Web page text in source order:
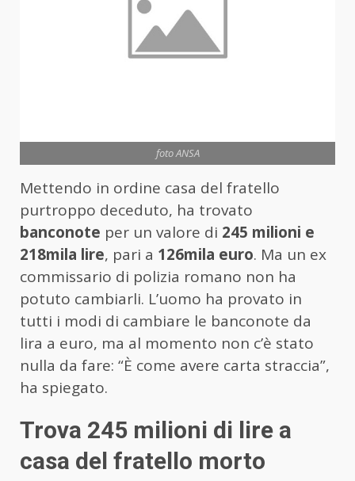
foto ANSA
Mettendo in ordine casa del fratello
purtroppo deceduto, ha trovato
banconote per un valore di 245 milioni e
218mila lire, pari a 126mila euro. Ma un ex
commissario di polizia romano non ha
potuto cambiarli. L’uomo ha provato in
tutti i modi di cambiare le banconote da
lira a euro, ma al momento non c’è stato
nulla da fare: “È come avere carta straccia”,
ha spiegato.
Trova 245 milioni di lire a
casa del fratello morto